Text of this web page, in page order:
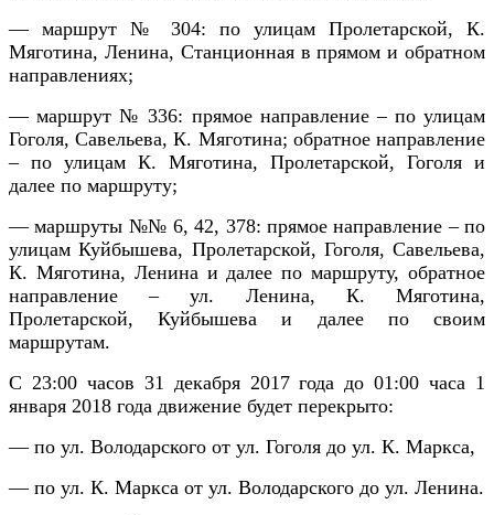
— маршрут № 304: по улицам Пролетарской, К.
Мяготина, Ленина, Станционная в прямом и обратном
направлениях;
— маршрут № 336: прямое направление – по улицам
Гоголя, Савельева, К. Мяготина; обратное направление
– по улицам К. Мяготина, Пролетарской, Гоголя и
далее по маршруту;
— маршруты №№ 6, 42, 378: прямое направление – по
улицам Куйбышева, Пролетарской, Гоголя, Савельева,
К. Мяготина, Ленина и далее по маршруту, обратное
направление – ул. Ленина, К. Мяготина,
Пролетарской, Куйбышева и далее по своим
маршрутам.
С 23:00 часов 31 декабря 2017 года до 01:00 часа 1
января 2018 года движение будет перекрыто:
— по ул. Володарского от ул. Гоголя до ул. К. Маркса,
— по ул. К. Маркса от ул. Володарского до ул. Ленина.